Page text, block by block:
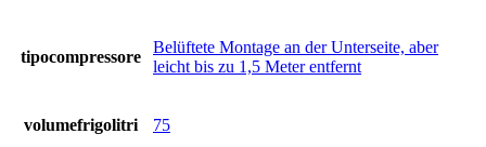
tipocompressore
Belüftete Montage an der Unterseite, aber
leicht bis zu 1,5 Meter entfernt
volumefrigolitri 75